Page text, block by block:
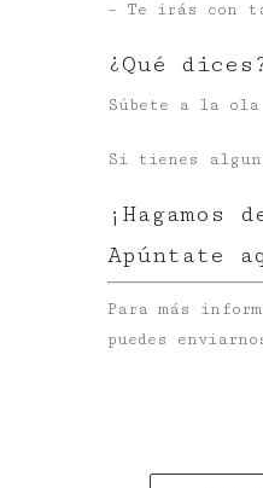
– Te irás con
¿Qué
Súbete a la ola
Si tienes
Apúntate
Para más
puedes